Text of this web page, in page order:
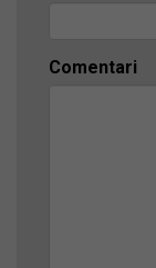
Comentari